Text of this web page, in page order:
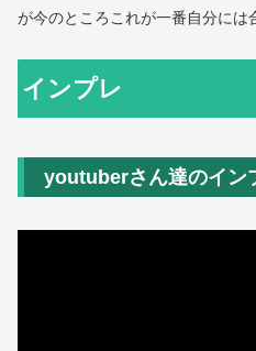
が今のところこれが一番自分には
インプレ
youtuberさん達のイン